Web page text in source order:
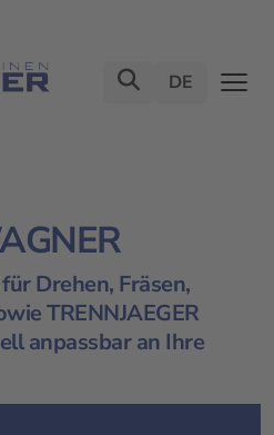
DE
Drehen, Fräsen,
TRENNJAEGER
anpassbar an Ihre